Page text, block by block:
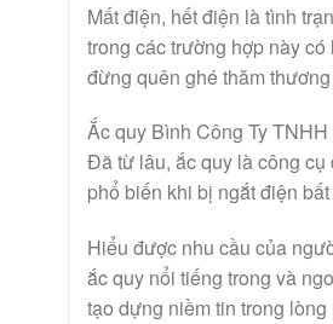
Mất điện, hết điện là tình
trong các trường hợp này
đừng quên ghé thăm
Ắc quy Bình Công Ty
Đã từ lâu, ắc quy là công
phổ biến khi bị ngắt điện
Hiểu được nhu cầu của
ắc quy nổi tiếng trong và
tạo dựng niềm tin trong